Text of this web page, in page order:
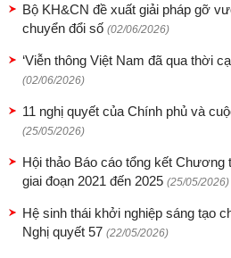
Bộ KH&CN đề xuất giải pháp gỡ
chuyển đổi số (02/06/2026)
‘Viễn thông Việt Nam đã qua thời
(02/06/2026)
11 nghị quyết của Chính phủ và
(25/05/2026)
Hội thảo Báo cáo tổng kết Chương
giai đoạn 2021 đến 2025 (25/05/2026)
Hệ sinh thái khởi nghiệp sáng tạo
Nghị quyết 57 (22/05/2026)